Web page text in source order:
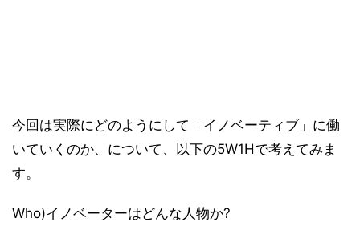
今回は実際にどのようにして「イノベーティブ」に働
いていくのか、について、以下の5W1Hで考えてみま
す。
Who)イノベーターはどんな人物か?